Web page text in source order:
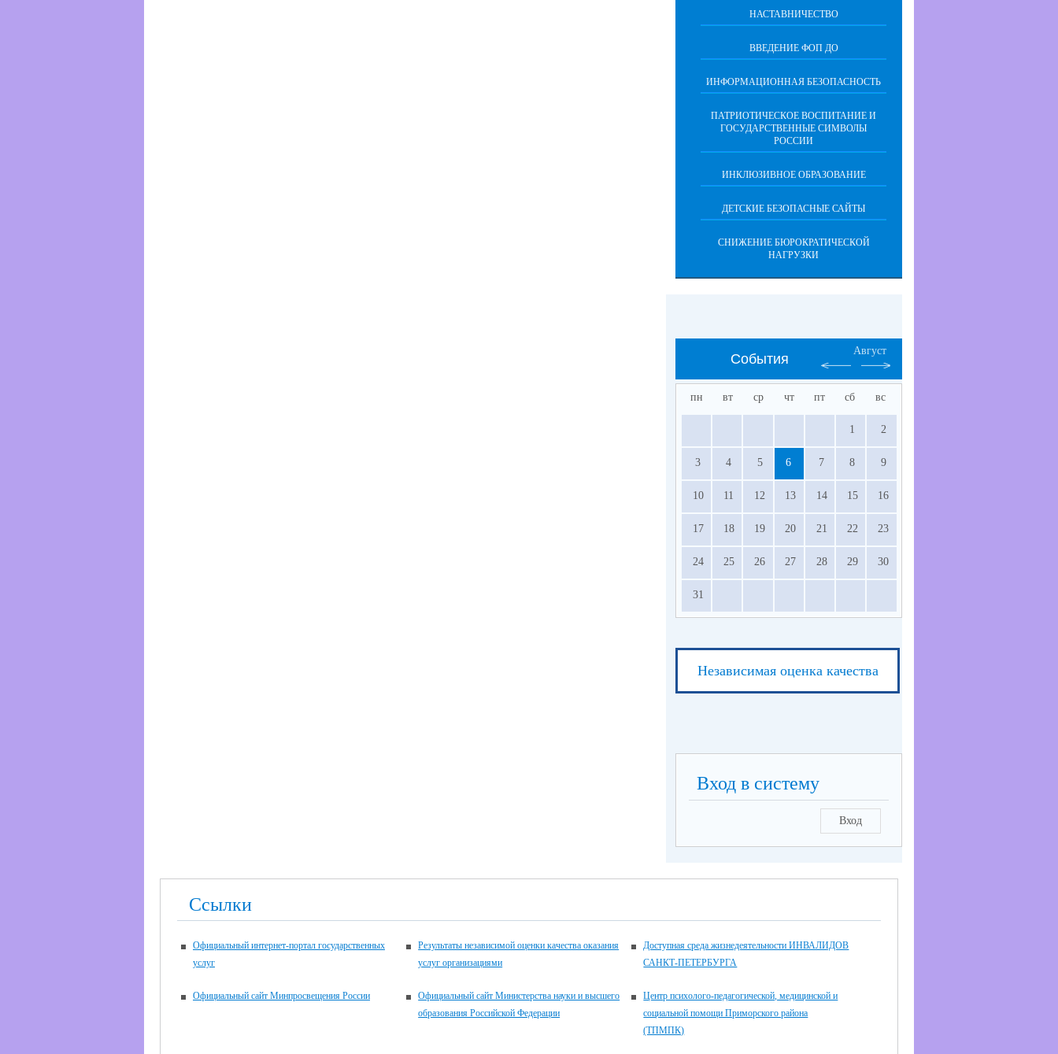
НАСТАВНИЧЕСТВО
ВВЕДЕНИЕ ФОП ДО
ИНФОРМАЦИОННАЯ БЕЗОПАСНОСТЬ
ПАТРИОТИЧЕСКОЕ ВОСПИТАНИЕ И
ГОСУДАРСТВЕННЫЕ СИМВОЛЫ
РОССИИ
ИНКЛЮЗИВНОЕ ОБРАЗОВАНИЕ
ДЕТСКИЕ БЕЗОПАСНЫЕ САЙТЫ
СНИЖЕНИЕ БЮРОКРАТИЧЕСКОЙ
НАГРУЗКИ
События
Август
пн вт ср чт пт сб вс
1 2
3 4 5 6 7 8 9
10 11 12 13 14 15 16
17 18 19 20 21 22 23
24 25 26 27 28 29 30
31
Независимая оценка качества
Вход в систему
Вход
Ссылки
Официальный интернет-портал государственных
услуг
Результаты независимой оценки качества оказания
услуг организациями
Доступная среда жизнедеятельности ИНВАЛИДОВ
САНКТ-ПЕТЕРБУРГА
Официальный сайт Минпросвещения России
Официальный сайт Министерства науки и высшего
образования Российской Федерации
Центр психолого-педагогической, медицинской и
социальной помощи Приморского района
(ТПМПК)